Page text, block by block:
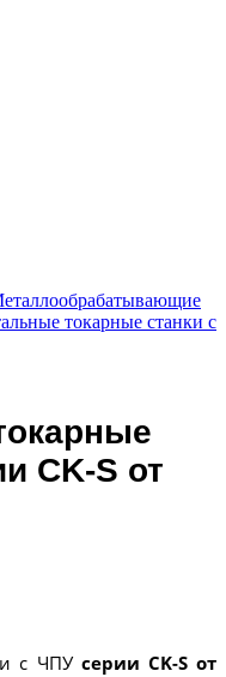
токарные станки с
CK-S от
с ЧПУ серии CK-S от